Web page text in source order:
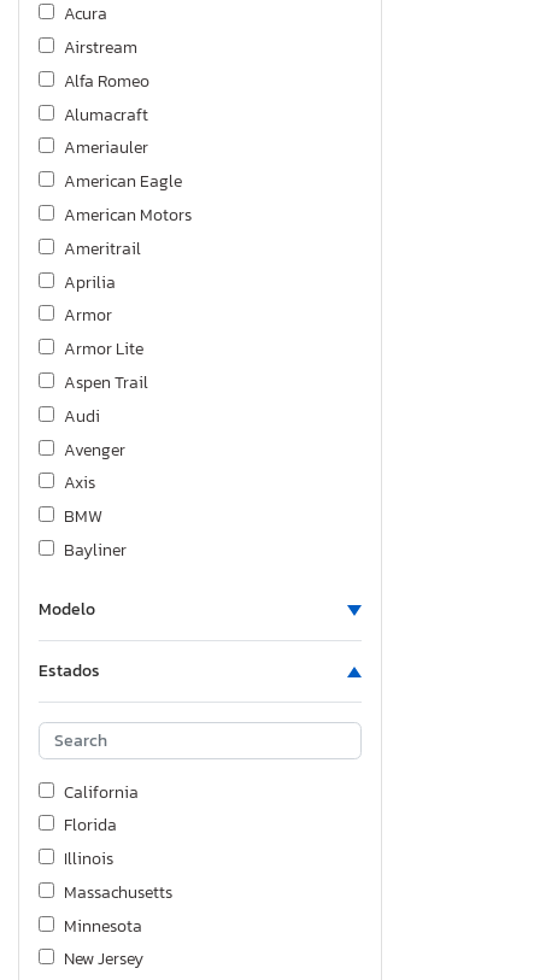
Acura
Airstream
Alfa Romeo
Alumacraft
Ameriauler
American Eagle
American Motors
Ameritrail
Aprilia
Armor
Armor Lite
Aspen Trail
Audi
Avenger
Axis
BMW
Bayliner
Bigtex
Blub
Blubird
Bmw Motorrad
Boat
Bornfcoach
Boydstun
Buick
CAT
COL
Modelo
Estados
California
Florida
Illinois
Massachusetts
Minnesota
New Jersey